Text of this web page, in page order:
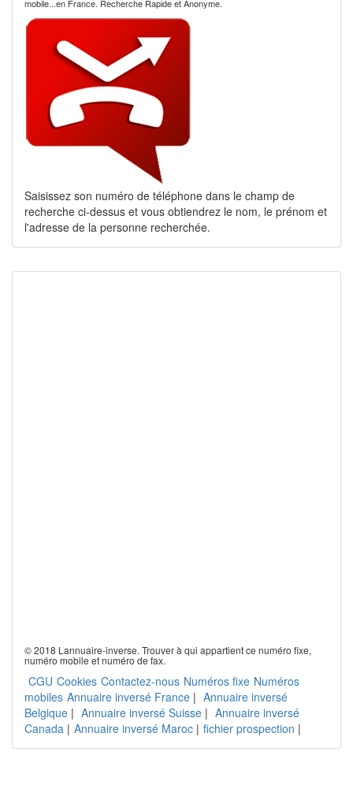
mobile...en France. Recherche Rapide et Anonyme.
Saisissez son numéro de téléphone dans le champ de
recherche ci-dessus et vous obtiendrez le nom, le prénom et
l'adresse de la personne recherchée.
© 2018 Lannuaire-inverse. Trouver à qui appartient ce numéro fixe,
numéro mobile et numéro de fax.
CGU Cookies Contactez-nous Numéros fixe Numéros
mobiles Annuaire inversé France | Annuaire inversé
Belgique | Annuaire inversé Suisse | Annuaire inversé
Canada | Annuaire inversé Maroc | fichier prospection |